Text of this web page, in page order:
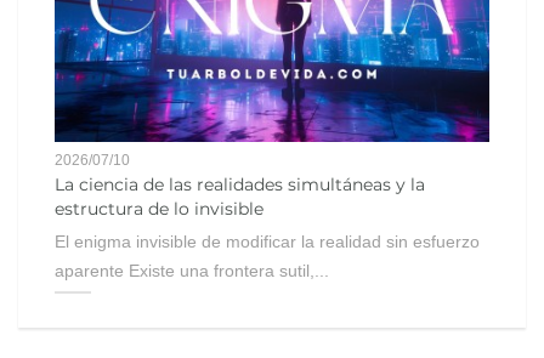
2026/07/10
La ciencia de las realidades simultáneas y la
estructura de lo invisible
El enigma invisible de modificar la realidad sin esfuerzo
aparente Existe una frontera sutil,...